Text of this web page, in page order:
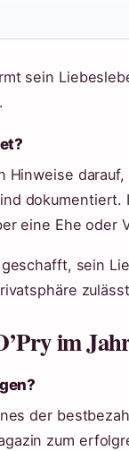
sein
darauf,
eine Ehe oder
sein
im
der
zum